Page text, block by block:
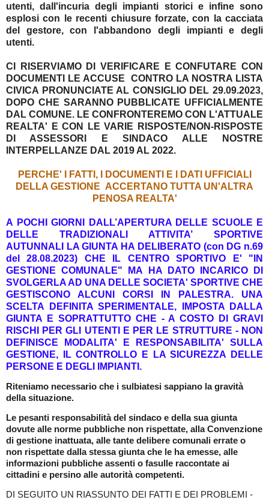
utenti, dall'incuria degli impianti storici e infine sono
esplosi con le recenti chiusure forzate, con la cacciata
del gestore, con l'abbandono degli impianti e degli
utenti.
CI RISERVIAMO DI VERIFICARE E CONFUTARE CON
DOCUMENTI LE ACCUSE CONTRO LA NOSTRA LISTA
CIVICA PRONUNCIATE AL CONSIGLIO DEL 29.09.2023,
DOPO CHE SARANNO PUBBLICATE UFFICIALMENTE
DAL COMUNE. LE CONFRONTEREMO CON L'ATTUALE
REALTA' E CON LE VARIE RISPOSTE/NON-RISPOSTE
DI ASSESSORI E SINDACO ALLE NOSTRE
INTERPELLANZE DAL 2019 AL 2022.
PERCHE' I FATTI, I DOCUMENTI E I DATI UFFICIALI
DELLA GESTIONE ACCERTANO TUTTA UN'ALTRA
PENOSA REALTA'
A POCHI GIORNI DALL’APERTURA DELLE SCUOLE E
DELLE TRADIZIONALI ATTIVITA’ SPORTIVE
AUTUNNALI LA GIUNTA HA DELIBERATO (con DG n.69
del 28.08.2023) CHE IL CENTRO SPORTIVO E' "IN
GESTIONE COMUNALE" MA HA DATO INCARICO DI
SVOLGERLA AD UNA DELLE SOCIETA' SPORTIVE CHE
GESTISCONO ALCUNI CORSI IN PALESTRA. UNA
SCELTA DEFINITA SPERIMENTALE, IMPOSTA DALLA
GIUNTA E SOPRATTUTTO CHE - A COSTO DI GRAVI
RISCHI PER GLI UTENTI E PER LE STRUTTURE - NON
DEFINISCE MODALITA' E RESPONSABILITA' SULLA
GESTIONE, IL CONTROLLO E LA SICUREZZA DELLE
PERSONE E DEGLI IMPIANTI.
Riteniamo necessario che i sulbiatesi sappiano la gravità
della situazione.
Le pesanti responsabilità del sindaco e della sua giunta
dovute alle norme pubbliche non rispettate, alla Convenzione
di gestione inattuata, alle tante delibere comunali errate o
non rispettate dalla stessa giunta che le ha emesse, alle
informazioni pubbliche assenti o fasulle raccontate ai
cittadini e persino alle autorità competenti.
DI SEGUITO UN RIASSUNTO DEI FATTI E DEI PROBLEMI -